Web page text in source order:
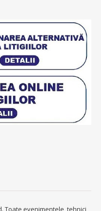
Toate evenimentele, tehnici,